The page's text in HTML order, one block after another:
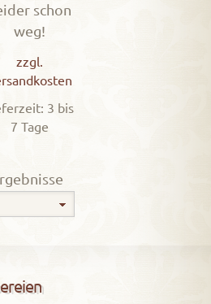
schon
weg!
zzgl.
3 bis
7 Tage